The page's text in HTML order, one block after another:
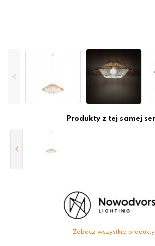
Produkty z tej samej
Zobacz wszystkie produkty